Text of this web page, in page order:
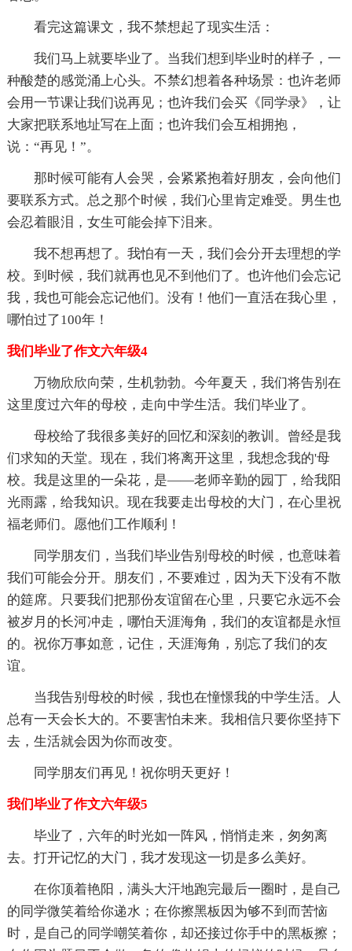
看完这篇课文，我不禁想起了现实生活：
我们马上就要毕业了。当我们想到毕业时的样子，一
种酸楚的感觉涌上心头。不禁幻想着各种场景：也许老师
会用一节课让我们说再见；也许我们会买《同学录》，让
大家把联系地址写在上面；也许我们会互相拥抱，
说：“再见！”。
那时候可能有人会哭，会紧紧抱着好朋友，会向他们
要联系方式。总之那个时候，我们心里肯定难受。男生也
会忍着眼泪，女生可能会掉下泪来。
我不想再想了。我怕有一天，我们会分开去理想的学
校。到时候，我们就再也见不到他们了。也许他们会忘记
我，我也可能会忘记他们。没有！他们一直活在我心里，
哪怕过了100年！
我们毕业了作文六年级4
万物欣欣向荣，生机勃勃。今年夏天，我们将告别在
这里度过六年的母校，走向中学生活。我们毕业了。
母校给了我很多美好的回忆和深刻的教训。曾经是我
们求知的天堂。现在，我们将离开这里，我想念我的'母
校。我是这里的一朵花，是——老师辛勤的园丁，给我阳
光雨露，给我知识。现在我要走出母校的大门，在心里祝
福老师们。愿他们工作顺利！
同学朋友们，当我们毕业告别母校的时候，也意味着
我们可能会分开。朋友们，不要难过，因为天下没有不散
的筵席。只要我们把那份友谊留在心里，只要它永远不会
被岁月的长河冲走，哪怕天涯海角，我们的友谊都是永恒
的。祝你万事如意，记住，天涯海角，别忘了我们的友
谊。
当我告别母校的时候，我也在憧憬我的中学生活。人
总有一天会长大的。不要害怕未来。我相信只要你坚持下
去，生活就会因为你而改变。
同学朋友们再见！祝你明天更好！
我们毕业了作文六年级5
毕业了，六年的时光如一阵风，悄悄走来，匆匆离
去。打开记忆的大门，我才发现这一切是多么美好。
在你顶着艳阳，满头大汗地跑完最后一圈时，是自己
的同学微笑着给你递水；在你擦黑板因为够不到而苦恼
时，是自己的同学嘲笑着你，却还接过你手中的黑板擦；